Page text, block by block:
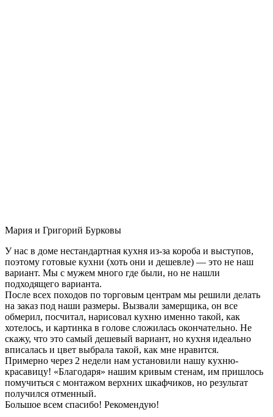
Мария и Григорий Бурковы
У нас в доме нестандартная кухня из-за короба и выступов,
поэтому готовые кухни (хоть они и дешевле) — это не наш
вариант. Мы с мужем много где были, но не нашли
подходящего варианта.
После всех походов по торговым центрам мы решили делать
на заказ под наши размеры. Вызвали замерщика, он все
обмерил, посчитал, нарисовал кухню именно такой, как
хотелось, и картинка в голове сложилась окончательно. Не
скажу, что это самый дешевый вариант, но кухня идеально
вписалась и цвет выбрала такой, как мне нравится.
Примерно через 2 недели нам установили нашу кухню-
красавицу! «Благодаря» нашим кривым стенам, им пришлось
помучиться с монтажом верхних шкафчиков, но результат
получился отменный.
Большое всем спасибо! Рекомендую!